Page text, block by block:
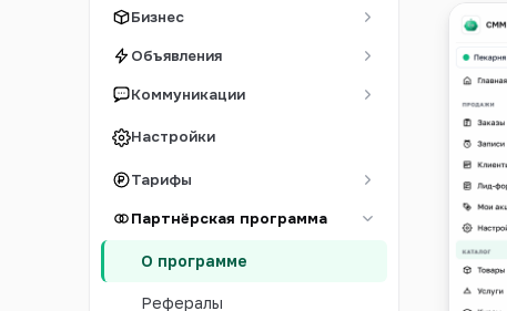
Бизнес
Объявления
Коммуникации
Настройки
Тарифы
Партнёрская программа
О программе
Рефералы